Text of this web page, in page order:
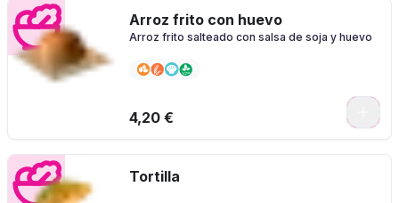
Arroz frito con huevo
Arroz frito salteado con salsa de soja y huevo
4,20 €
Tortilla